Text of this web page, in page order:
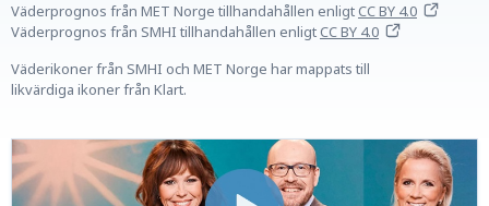
Väderprognos från MET Norge tillhandahållen enligtCC BY 4.0
Väderprognos från SMHI tillhandahållen enligtCC BY 4.0
Väderikoner från SMHI och MET Norge har mappats till
likvärdiga ikoner från Klart.